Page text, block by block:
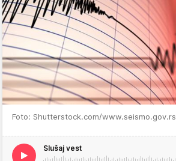
Foto: Shutterstock.com/www.seismo.gov.rs
Slušaj vest